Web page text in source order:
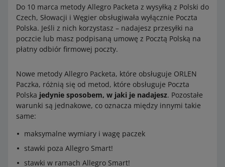
Do 10 marca metody Allegro Packeta z wysyłką z Polski do
Czech, Słowacji i Węgier obsługiwała wyłącznie Poczta
Polska. Jeśli z nich korzystasz – nadajesz przesyłki na
poczcie lub masz podpisaną umowę z Pocztą Polską na
płatny odbiór firmowej poczty.
Nowe metody Allegro Packeta, które obsługuje ORLEN
Paczka, różnią się od metod, które obsługuje Poczta
Polska jedynie sposobem, w jaki je nadajesz. Pozostałe
warunki są jednakowe, co oznacza między innymi takie
same:
maksymalne wymiary i wagę paczek
stawki poza Allegro Smart!
stawki w ramach Allegro Smart!